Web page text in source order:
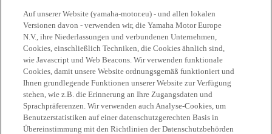
Auf unserer Website (yamaha-motor.eu) - und allen lokalen
Versionen davon - verwenden wir, die Yamaha Motor Europe
N.V., ihre Niederlassungen und verbundenen Unternehmen,
Cookies, einschließlich Techniken, die Cookies ähnlich sind,
wie Javascript und Web Beacons. Wir verwenden funktionale
Cookies, damit unsere Website ordnungsgemäß funktioniert und
Ihnen grundlegende Funktionen unserer Website zur Verfügung
stehen, wie z.B. die Erinnerung an Ihre Zugangsdaten und
Sprachpräferenzen. Wir verwenden auch Analyse-Cookies, um
Benutzerstatistiken auf einer datenschutzgerechten Basis in
Übereinstimmung mit den Richtlinien der Datenschutzbehörden